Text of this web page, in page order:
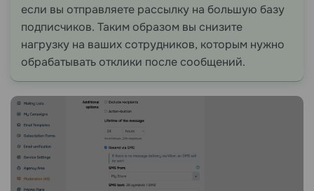
если вы отправляете рассылку на большую базу
подписчиков. Таким образом вы снизите
нагрузку на ваших сотрудников, которым нужно
обрабатывать отклики после сообщений.